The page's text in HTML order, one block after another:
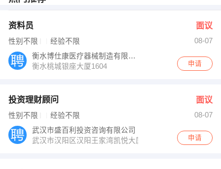
张先生 发布 [项目经理 ] 招聘信息
发布 [人力资源经理 ] 招聘信息
【故城福瑞轩】 强势入驻
资料员 面议
性别不限 经验不限
08-07
衡水博仕康医疗器械制造有限公司
衡水桃城银座大厦1604
申请
投资理财顾问 面议
性别不限 经验不限
08-07
武汉市盛百利投资咨询有限公司
武汉市汉阳区汉阳王家湾凯悦大厦
申请